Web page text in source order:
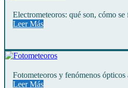
Electrometeoros: qué son, cómo
Leer Más
Fotometeoros y fenómenos
Leer Más